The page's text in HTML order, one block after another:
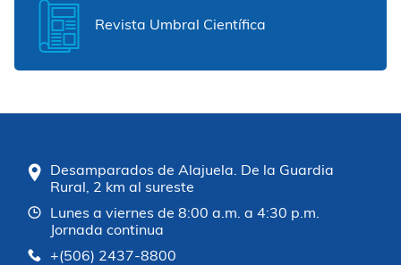
Revista Umbral Científica
Desamparados de Alajuela. De la Guardia
Rural, 2 km al sureste
Lunes a viernes de 8:00 a.m. a 4:30 p.m.
Jornada continua
+(506) 2437-8800